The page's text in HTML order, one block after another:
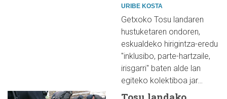
URIBE KOSTA
Getxoko Tosu landaren
hustuketaren ondoren,
eskualdeko hirigintza-eredu
"inklusibo, parte-hartzaile,
irisgarri" baten alde lan
egiteko kolektiboa jar…